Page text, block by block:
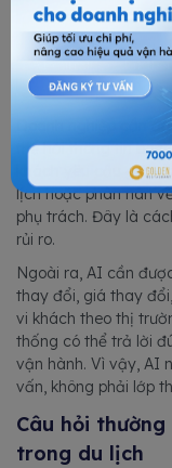
AI cần được đặt
Doanh nghiệp cần
thể hỏi thông tin
khách yêu cầu giảm
lịch hoặc phàn nàn
phụ trách. Đây là
rủi ro.
Ngoài ra, AI cần
thay đổi, giá thay
vi khách theo thị
thống có thể trả lời
vận hành. Vì vậy, AI
vấn, không phải lớp
Câu hỏi
trong du lịch